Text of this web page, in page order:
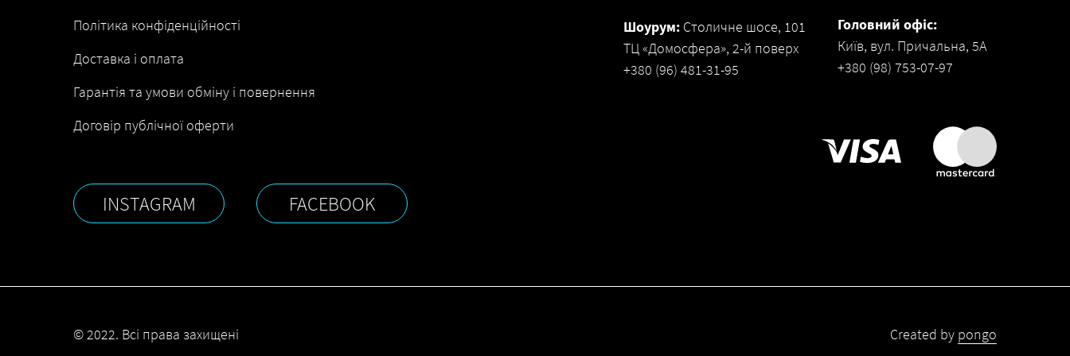
Доставка і оплата
Головний офіс:
Київ, вул. Причальна, 5А
+380 (98) 753-07-97
Політика конфіденційності
Договір публічної оферти
Гарантія та умови обміну і повернення
FACEBOOK
INSTAGRAM
Шоурум: Столичне шосе, 101
ТЦ «Домосфера», 2-й поверх
+380 (96) 481-31-95
Created by pongo
© 2022. Всі права захищені